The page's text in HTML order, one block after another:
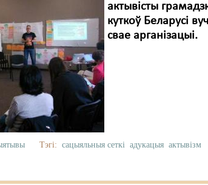
актывісты
куткоў Беларусі
свае арганізацыі.
Тэгі: сацыяльныя сеткі адукацыя актывізм